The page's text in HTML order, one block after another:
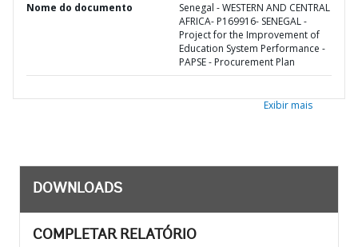
Nome do documento
Senegal - WESTERN AND CENTRAL
AFRICA- P169916- SENEGAL -
Project for the Improvement of
Education System Performance -
PAPSE - Procurement Plan
Exibir mais
DOWNLOADS
COMPLETAR RELATÓRIO